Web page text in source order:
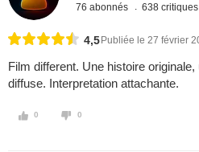
76 abonnés 638 critiques
4,5 Publiée le 27 février
Film different. Une histoire
diffuse. Interpretation attachante.
0 0